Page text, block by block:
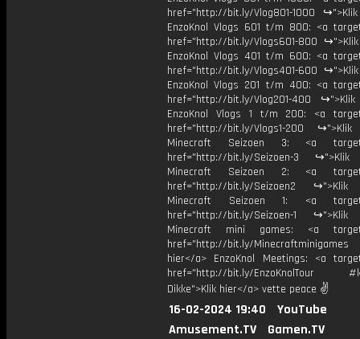
href="http://bit.ly/Vlog801-1000
EnzoKnol Vlogs 601 t/m 800: <a
href="http://bit.ly/Vlogs601-800
EnzoKnol Vlogs 401 t/m 600: <a
href="http://bit.ly/Vlogs401-600
EnzoKnol Vlogs 201 t/m 400: <a
href="http://bit.ly/Vlog201-400
EnzoKnol Vlogs 1 t/m 200: <a
href="http://bit.ly/Vlogs1-200
Minecraft Seizoen 3: <a
href="http://bit.ly/Seizoen-3 ↪">Klik
Minecraft Seizoen 2: <a
href="http://bit.ly/Seizoen2 ↪">Klik
Minecraft Seizoen 1: <a
href="http://bit.ly/Seizoen-1 ↪">Klik
Minecraft mini games: <a
href="http://bit.ly/
hier</a> EnzoKnol Meetings: <a
href="http://bit.ly/EnzoKnolTour
Dikke">Klik hier</a> vette peace ✌
16-02-2024 19:40
YouTube
Amusement.TV
Gamen.TV